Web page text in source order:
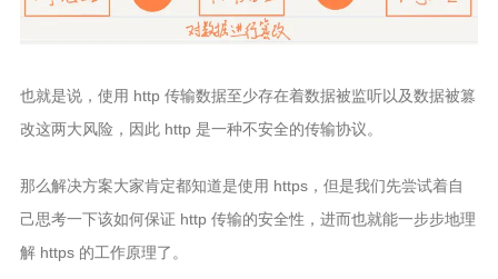
也就是说，使用 http 传输数据至少存在着数据被监听以及数据被篡
改这两大风险，因此 http 是一种不安全的传输协议。
那么解决方案大家肯定都知道是使用 https，但是我们先尝试着自
己思考一下该如何保证 http 传输的安全性，进而也就能一步步地理
解 https 的工作原理了。